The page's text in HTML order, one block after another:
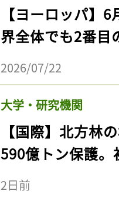
【ヨーロッパ】
界全体でも2番目
2026/07/22
大学・研究機関
【国際】北方林
590億トン保護。
2日前